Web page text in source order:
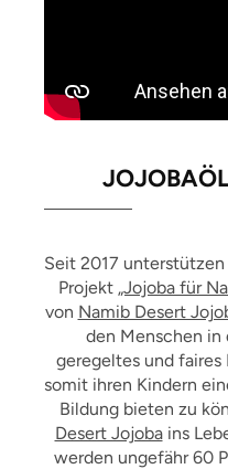
Seit 2017
Projekt „Jojoba für
von Namib Desert
den Menschen in
geregeltes und faires
somit ihren Kindern
Bildung bieten zu
Desert Jojobains
werden ungefähr 60